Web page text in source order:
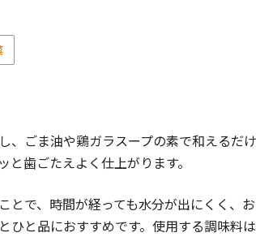
、ごま油や鶏ガラスープの素で和えるだ
歯ごたえよく仕上がります。
とで、時間が経っても水分が出にくく、
ひと品におすすめです。使用する調味料